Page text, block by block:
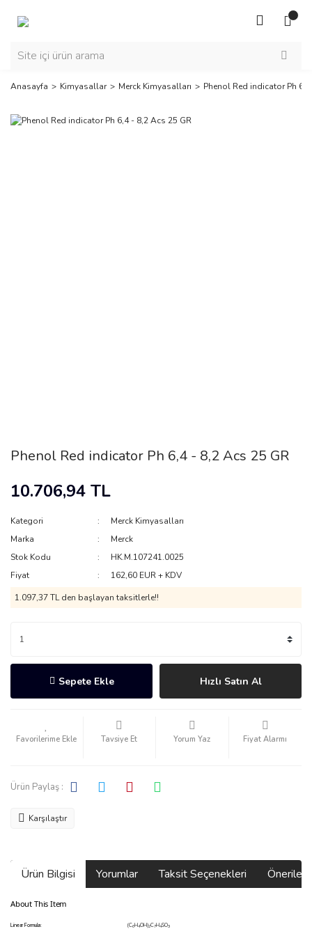
Anasayfa Kimyasallar Merck Kimyasalları Phenol Red indicator Ph
Phenol Red indicator Ph 6,4 - 8,2 Acs 25 GR
10.706,94 TL
Kategori
Merck Kimyasalları
Marka
Merck
Stok Kodu
HK.M.107241.0025
Fiyat
162,60 EUR + KDV
1.097,37 TL den başlayan taksitlerle!!
Sepete Ekle Hızlı Satın Al
Tavsiye Et Yorum Yaz Fiyat Alarmı
Ürün Paylaş :
Karşılaştır
Ürün Bilgisi Yorumlar Taksit Seçenekleri
About This Item
Linear Formula: (C6H4OH)2C7H4SO3